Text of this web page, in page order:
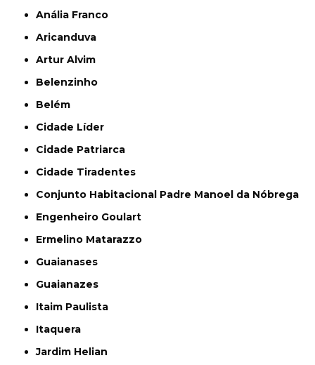
Anália Franco
Aricanduva
Artur Alvim
Belenzinho
Belém
Cidade Líder
Cidade Patriarca
Cidade Tiradentes
Conjunto Habitacional Padre Manoel da Nóbrega
Engenheiro Goulart
Ermelino Matarazzo
Guaianases
Guaianazes
Itaim Paulista
Itaquera
Jardim Helian